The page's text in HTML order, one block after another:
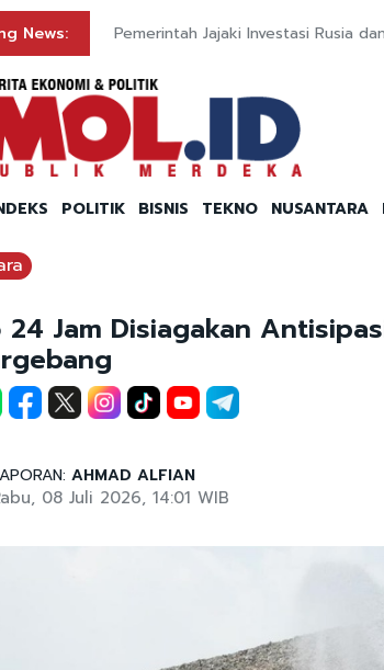
News: Pemerintah Jajaki Investasi Rusia
POLITIK BISNIS TEKNO NUSANTARA
24 Jam Disiagakan
AHMAD ALFIAN
08 Juli 2026, 14:01 WIB